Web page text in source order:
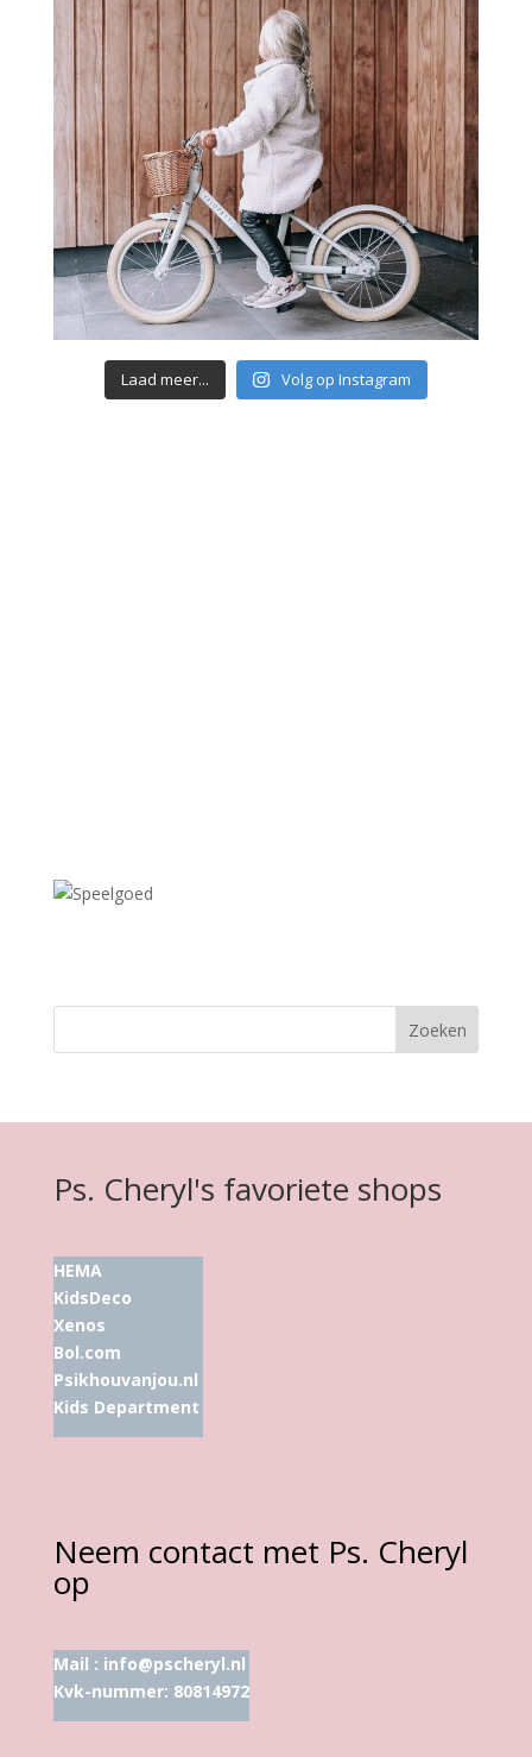
Laad meer... Volg op Instagram
Ps. Cheryl's favoriete shops
HEMA
KidsDeco
Xenos
Bol.com
Psikhouvanjou.nl
Kids Department
Neem contact met Ps. Cheryl
op
Mail : info@pscheryl.nl
Kvk-nummer: 80814972